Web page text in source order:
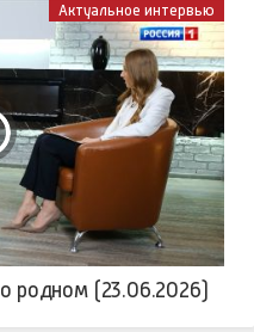
Актуальное интервью
о родном (23.06.2026)